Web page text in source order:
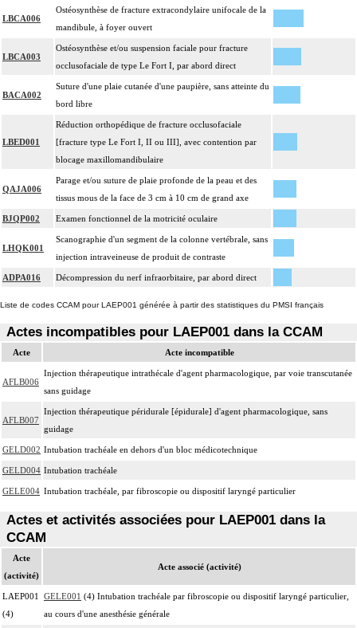
LBCA006
Ostéosynthèse de fracture extracondylaire unifocale de la
mandibule, à foyer ouvert
LBCA003
Ostéosynthèse et/ou suspension faciale pour fracture
occlusofaciale de type Le Fort I, par abord direct
BACA002
Suture d'une plaie cutanée d'une paupière, sans atteinte du
bord libre
LBED001
Réduction orthopédique de fracture occlusofaciale
[fracture type Le Fort I, II ou III], avec contention par
blocage maxillomandibulaire
QAJA006
Parage et/ou suture de plaie profonde de la peau et des
tissus mous de la face de 3 cm à 10 cm de grand axe
BJQP002 Examen fonctionnel de la motricité oculaire
LHQK001
Scanographie d'un segment de la colonne vertébrale, sans
injection intraveineuse de produit de contraste
ADPA016 Décompression du nerf infraorbitaire, par abord direct
Liste de codes CCAM pour LAEP001 générée à partir des statistiques du PMSI français
Actes incompatibles pour LAEP001 dans la CCAM
Acte Acte incompatible
AFLB006
Injection thérapeutique intrathécale d'agent pharmacologique, par voie transcutanée
sans guidage
AFLB007
Injection thérapeutique péridurale [épidurale] d'agent pharmacologique, sans
guidage
GELD002 Intubation trachéale en dehors d'un bloc médicotechnique
GELD004 Intubation trachéale
GELE004 Intubation trachéale, par fibroscopie ou dispositif laryngé particulier
Actes et activités associées pour LAEP001 dans la
CCAM
Acte
(activité)
Acte associé (activité)
LAEP001
(4)
GELE001 (4) Intubation trachéale par fibroscopie ou dispositif laryngé particulier,
au cours d'une anesthésie générale